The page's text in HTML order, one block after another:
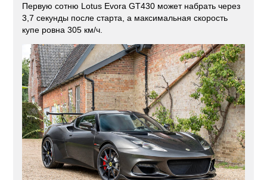
Первую сотню Lotus Evora GT430 может набрать через
3,7 секунды после старта, а максимальная скорость
купе ровна 305 км/ч.